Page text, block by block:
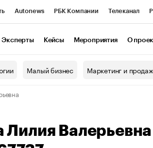
Autonews РБК Компании Телеканал
Эксперты Кейсы Мероприятия О
Малый бизнес Маркетинг и
Лилия